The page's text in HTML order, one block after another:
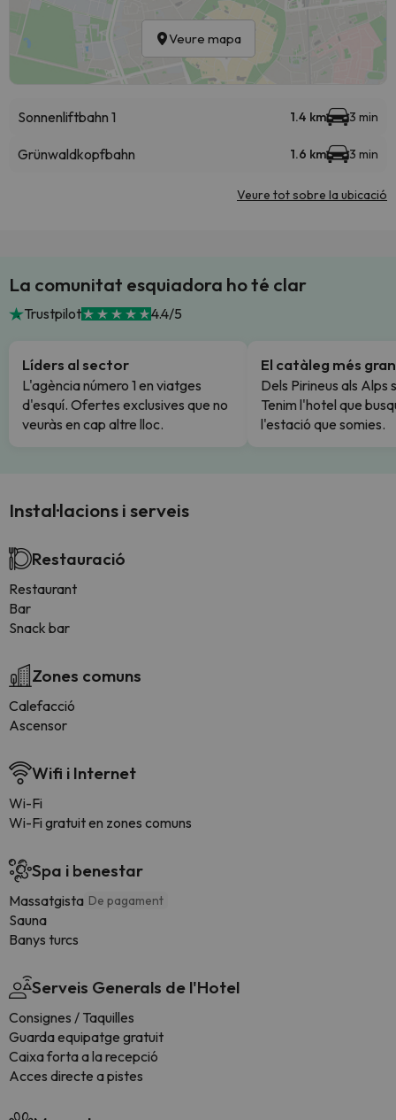
Veure mapa
Sonnenliftbahn 1 1.4 km 3 min
Grünwaldkopfbahn 1.6 km 3 min
Veure tot sobre la ubicació
La comunitat esquiadora ho té clar
Trustpilot 4.4/5
Líders al sector
L'agència número 1 en viatges
d'esquí. Ofertes exclusives que no
veuràs en cap altre lloc.
El catàleg més gran
Dels Pirineus als Alps
Tenim l'hotel que
l'estació que somies.
Instal·lacions i serveis
Restauració
Restaurant
Bar
Snack bar
Zones comuns
Calefacció
Ascensor
Wifi i Internet
Wi-Fi
Wi-Fi gratuit en zones comuns
Spa i benestar
Massatgista De pagament
Sauna
Banys turcs
Serveis Generals de l'Hotel
Consignes / Taquilles
Guarda equipatge gratuit
Caixa forta a la recepció
Acces directe a pistes